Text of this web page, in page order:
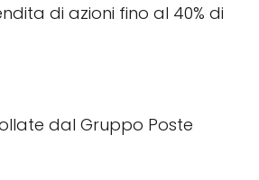
di azioni fino al 40% di
dal Gruppo Poste